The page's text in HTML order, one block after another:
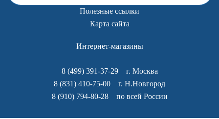
Полезные ссылки
Карта сайта
Интернет-магазины
8 (499) 391-37-29г. Москва
8 (831) 410-75-00 г. Н.Новгород
8 (910) 794-80-28по всей России